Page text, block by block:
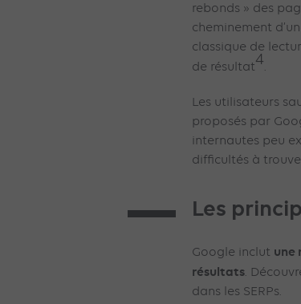
rebonds » des
cheminement
classique de
de résultat4.
Les utilisateurs
proposés par
internautes peu
difficultés à
Les
Google inclut une
résultats.
dans les SERPs.